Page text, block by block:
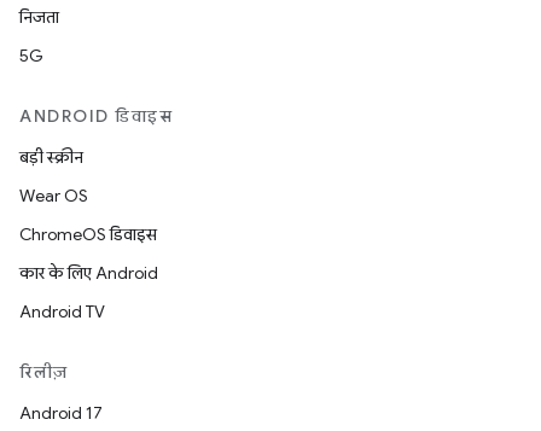
निजता
5G
ANDROID डिवाइस
बड़ी स्क्रीन
Wear OS
ChromeOS डिवाइस
कार के लिए Android
Android TV
रिलीज़
Android 17